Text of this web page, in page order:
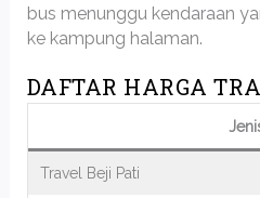
bus menunggu kendaraan
ke kampung halaman.
DAFTAR HARGA
Travel Beji Pati